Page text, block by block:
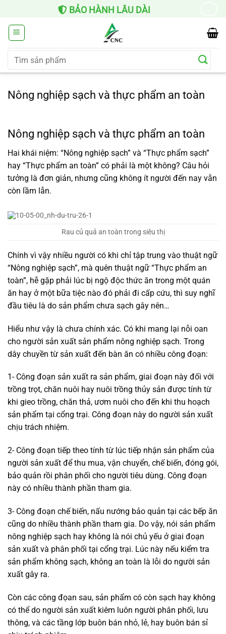
dung
BẢO HÀNH LÂU DÀI
Tìm
Nông nghiệp sạch và thực phẩm an toàn
Nông nghiệp sạch và thực phẩm an toàn
Hai khái niệm: “Nông nghiệp sạch” và “Thực phẩm sạch”
hay “Thực phẩm an toàn” có phải là một không? Câu hỏi
tưởng là đơn giản, nhưng cũng không ít người đến nay vẫn
còn lầm lẫn.
Rau củ quả an toàn trong siêu thị
Chính vì vậy nhiều người có khi chỉ tập trung vào thuật ngữ
“Nông nghiệp sạch”, mà quên thuật ngữ “Thực phẩm an
toàn”, hễ gặp phải lúc bị ngộ độc thức ăn trong một quán
ăn hay ở một bữa tiệc nào đó phải đi cấp cứu, thì suy nghĩ
đầu tiêu là do sản phẩm chưa sạch gây nên…
Hiểu như vậy là chưa chính xác. Có khi mang lại nỗi oan
cho người sản xuất sản phẩm nông nghiệp sạch. Trong
dây chuyền từ sản xuất đến bàn ăn có nhiều công đoạn:
1- Công đoạn sản xuất ra sản phẩm, giai đoạn này đối với
trồng trọt, chăn nuôi hay nuôi trồng thủy sản được tính từ
khi gieo trồng, chăn thả, ươm nuôi cho đến khi thu hoạch
sản phẩm tại cổng trại. Công đoạn này do người sản xuất
chịu trách nhiệm.
2- Công đoạn tiếp theo tính từ lúc tiếp nhận sản phẩm của
người sản xuất để thu mua, vận chuyển, chế biến, đóng gói,
bảo quản rồi phân phối cho người tiêu dùng. Công đoạn
này có nhiều thành phần tham gia.
3- Công đoạn chế biến, nấu nướng bảo quản tại các bếp ăn
cũng do nhiều thành phần tham gia. Do vậy, nói sản phẩm
nông nghiệp sạch hay không là nói chủ yếu ở giai đoạn
sản xuất và phân phối tại cổng trại. Lúc này nếu kiểm tra
sản phẩm không sạch, không an toàn là lỗi do người sản
xuất gây ra.
Còn các công đọan sau, sản phẩm có còn sạch hay không
có thể do người sản xuất kiêm luôn người phân phối, lưu
thông, và các tầng lớp buôn bán nhỏ, lẻ, hay buôn bán sỉ